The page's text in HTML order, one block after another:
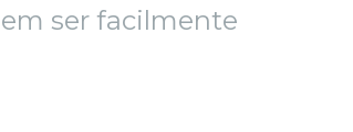
ser facilmente